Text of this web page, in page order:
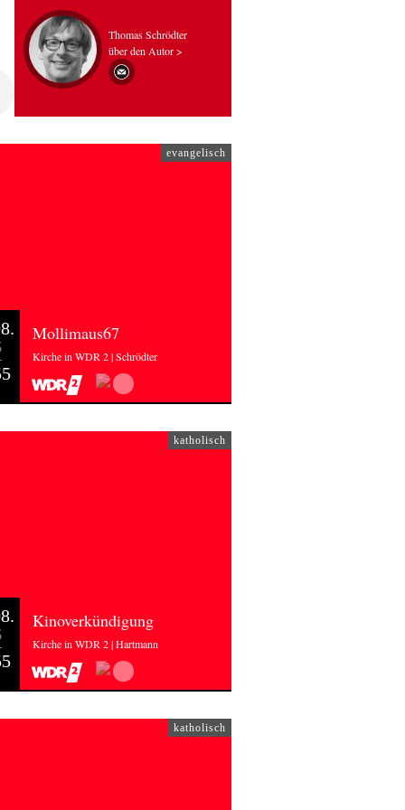
Thomas Schrödter
über den Autor >
evangelisch
Mollimaus67
Kirche in WDR 2 | Schrödter
katholisch
Kinoverkündigung
Kirche in WDR 2 | Hartmann
katholisch